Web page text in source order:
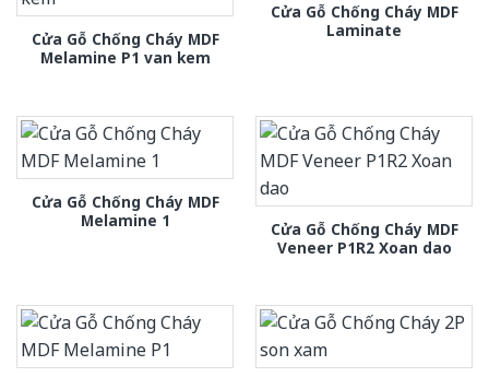
Cửa Gỗ Chống Cháy MDF
Melamine P1 van kem
Cửa Gỗ Chống Cháy MDF
Laminate
Cửa Gỗ Chống Cháy MDF
Melamine 1
Cửa Gỗ Chống Cháy MDF
Veneer P1R2 Xoan dao